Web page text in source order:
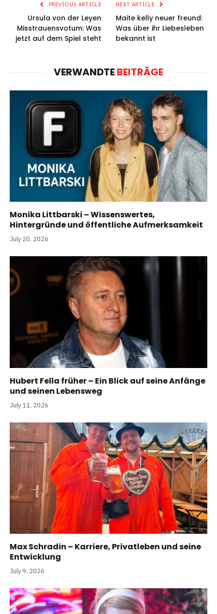
PREVIOUS ARTICLE
Ursula von der Leyen
Misstrauensvotum: Was
jetzt auf dem Spiel steht
NEXT ARTICLE
Maite kelly neuer freund:
Was über ihr Liebesleben
bekannt ist
VERWANDTEBEITRÄGE
Monika Littbarski – Wissenswertes,
Hintergründe und öffentliche Aufmerksamkeit
July 20, 2026
Hubert Fella früher – Ein Blick auf seine Anfänge
und seinen Lebensweg
July 11, 2026
Max Schradin – Karriere, Privatleben und seine
Entwicklung
July 9, 2026